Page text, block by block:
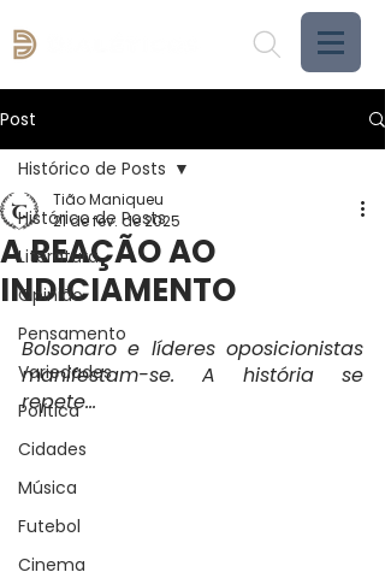
Post
Histórico de Posts
Literatura
Opinião
Pensamento
Variedades
Política
Cidades
Música
Futebol
Cinema
Histórico de Posts
A REAÇÃO AO
INDICIAMENTO
Tião Maniqueu
21 de fev. de 2025
Bolsonaro e líderes oposicionistas
manifestam-se. A história se
repete...